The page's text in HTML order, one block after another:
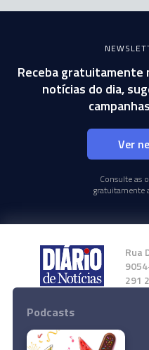
Receba gratuitamente
notícias do dia,
Ver
Consulte as
gratuitamente
Rua
291
Podcasts